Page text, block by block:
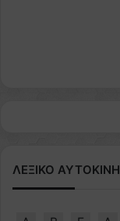
ΛΕΞΙΚΟ